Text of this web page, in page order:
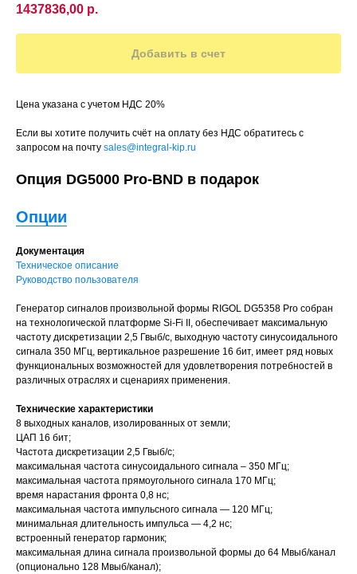
1437836,00 р.
Добавить в счет
Цена указана с учетом НДС 20%
Если вы хотите получить счёт на оплату без НДС обратитесь с
запросом на почту sales@integral-kip.ru
Опция DG5000 Pro-BND в подарок
Опции
Документация
Техническое описание
Руководство пользователя
Генератор сигналов произвольной формы RIGOL DG5358 Pro собран
на технологической платформе Si-Fi II, обеспечивает максимальную
частоту дискретизации 2,5 Гвыб/с, выходную частоту синусоидального
сигнала 350 МГц, вертикальное разрешение 16 бит, имеет ряд новых
функциональных возможностей для удовлетворения потребностей в
различных отраслях и сценариях применения.
Технические характеристики
8 выходных каналов, изолированных от земли;
ЦАП 16 бит;
Частота дискретизации 2,5 Гвыб/с;
максимальная частота синусоидального сигнала – 350 МГц;
максимальная частота прямоугольного сигнала 170 МГц;
время нарастания фронта 0,8 нс;
максимальная частота импульсного сигнала — 120 МГц;
минимальная длительность импульса — 4,2 нс;
встроенный генератор гармоник;
максимальная длина сигнала произвольной формы до 64 Мвыб/канал
(опционально 128 Мвыб/канал);